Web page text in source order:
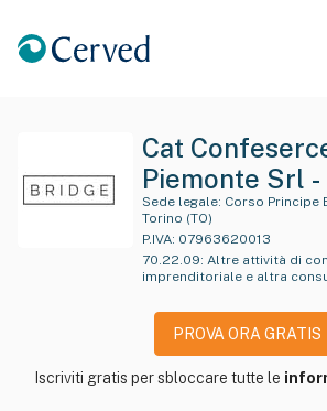
Cat
Piemonte Srl -
Assistenza
Imprese
Sede legale:
Torino (TO)
P.IVA: 07963620013
70.22.09: Altre attività di
imprenditoriale e altra
PROVA ORA GRATIS
Iscriviti gratis per sbloccare tutte le